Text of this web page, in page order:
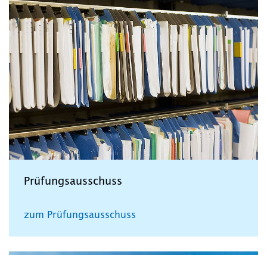
Prüfungsausschuss
zum Prüfungsausschuss